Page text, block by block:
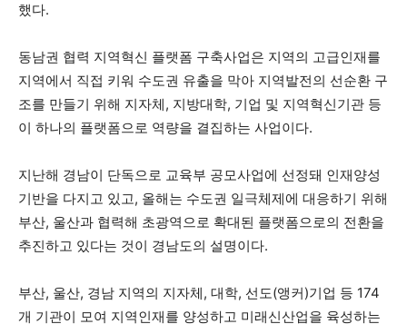
했다.
동남권 협력 지역혁신 플랫폼 구축사업은 지역의 고급인재를
지역에서 직접 키워 수도권 유출을 막아 지역발전의 선순환 구
조를 만들기 위해 지자체, 지방대학, 기업 및 지역혁신기관 등
이 하나의 플랫폼으로 역량을 결집하는 사업이다.
지난해 경남이 단독으로 교육부 공모사업에 선정돼 인재양성
기반을 다지고 있고, 올해는 수도권 일극체제에 대응하기 위해
부산, 울산과 협력해 초광역으로 확대된 플랫폼으로의 전환을
추진하고 있다는 것이 경남도의 설명이다.
부산, 울산, 경남 지역의 지자체, 대학, 선도(앵커)기업 등 174
개 기관이 모여 지역인재를 양성하고 미래신산업을 육성하는